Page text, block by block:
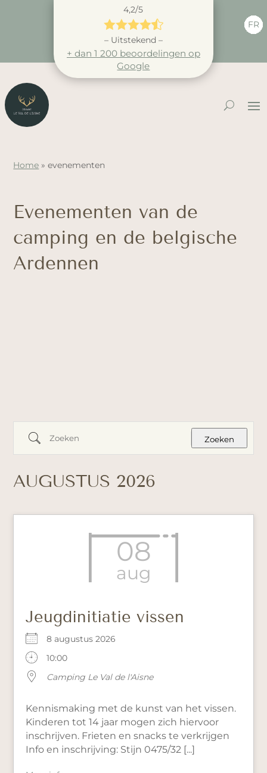
4,2/5

– Uitstekend –
+ dan 1 200 beoordelingen op
Google
FR
Home »evenementen
Evenementen van de
camping en de belgische
Ardennen
Zoeken Zoeken
AUGUSTUS 2026
08
aug
Jeugdinitiatie vissen
8 augustus 2026
10:00
Camping Le Val de l'Aisne
Kennismaking met de kunst van het vissen.
Kinderen tot 14 jaar mogen zich hiervoor
inschrijven. Frieten en snacks te verkrijgen
Info en inschrijving: Stijn 0475/32 [...]